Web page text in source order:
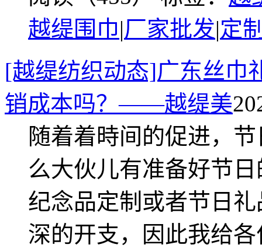
越缇围巾|厂家批发|定
[越缇纺织动态]广东丝巾
销成本吗？——越缇美
随着着時间的促进，
么大伙儿有准备好节
纪念品定制或者节日
深的开支，因此我给